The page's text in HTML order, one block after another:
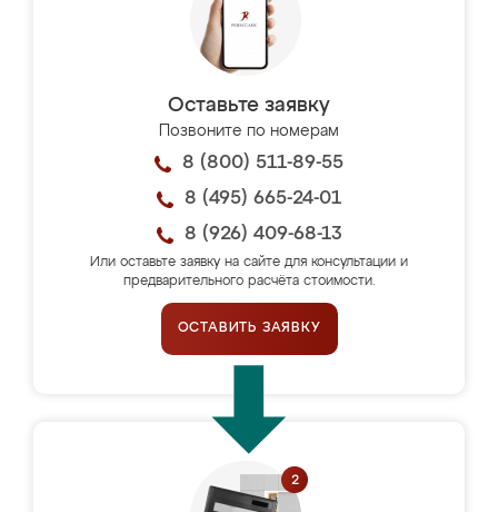
Оставьте заявку
Позвоните по номерам
8 (800) 511-89-55
8 (495) 665-24-01
8 (926) 409-68-13
Или оставьте заявку на сайте для консультации и
предварительного расчёта стоимости.
ОСТАВИТЬ ЗАЯВКУ